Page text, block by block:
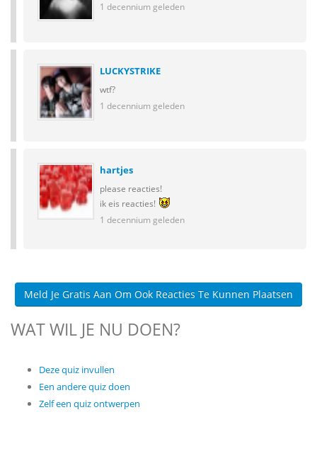
1 decennium geleden
LUCKYSTRIKE
wtf?
1 decennium geleden
hartjes
please reacties!
ik eis reacties!
1 decennium geleden
Meld Je Gratis Aan Om Ook Reacties Te Kunnen Plaatsen
WAT WIL JE NU DOEN?
Deze quiz invullen
Een andere quiz doen
Zelf een quiz ontwerpen